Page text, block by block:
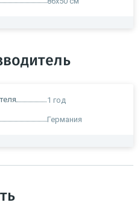
1 год
Германия